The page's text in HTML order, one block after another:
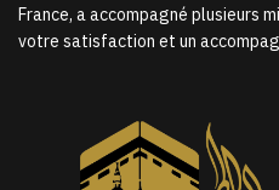
France, a accompagné plusieurs
votre satisfaction et un